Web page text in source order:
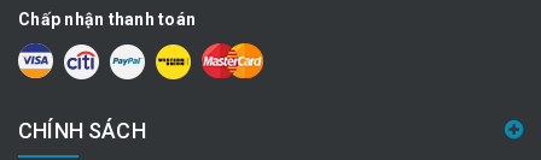
Chấp nhận thanh toán
CHÍNH SÁCH